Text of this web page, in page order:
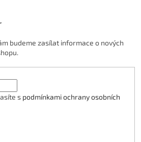
budeme zasílat informace o nových
s podmínkami ochrany osobních